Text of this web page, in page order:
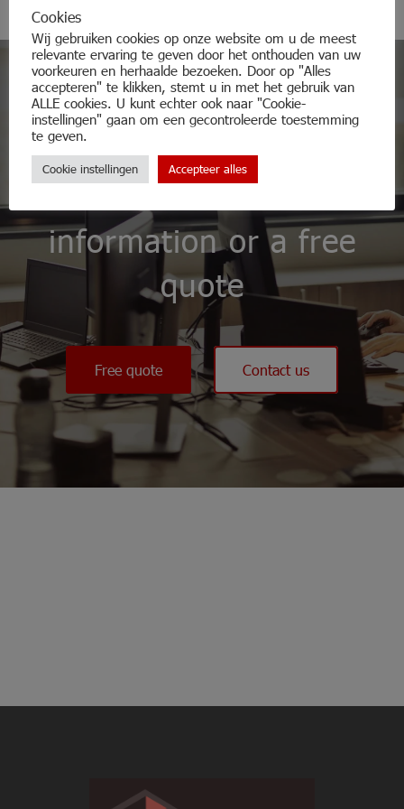
Do not hesitate and
contact us for more
information or a free
quote
Free quote Contact us
Cookies
Wij gebruiken cookies op onze website om u de meest
relevante ervaring te geven door het onthouden van uw
voorkeuren en herhaalde bezoeken. Door op "Alles
accepteren" te klikken, stemt u in met het gebruik van
ALLE cookies. U kunt echter ook naar "Cookie-
instellingen" gaan om een gecontroleerde toestemming
te geven.
Cookie instellingen Accepteer alles